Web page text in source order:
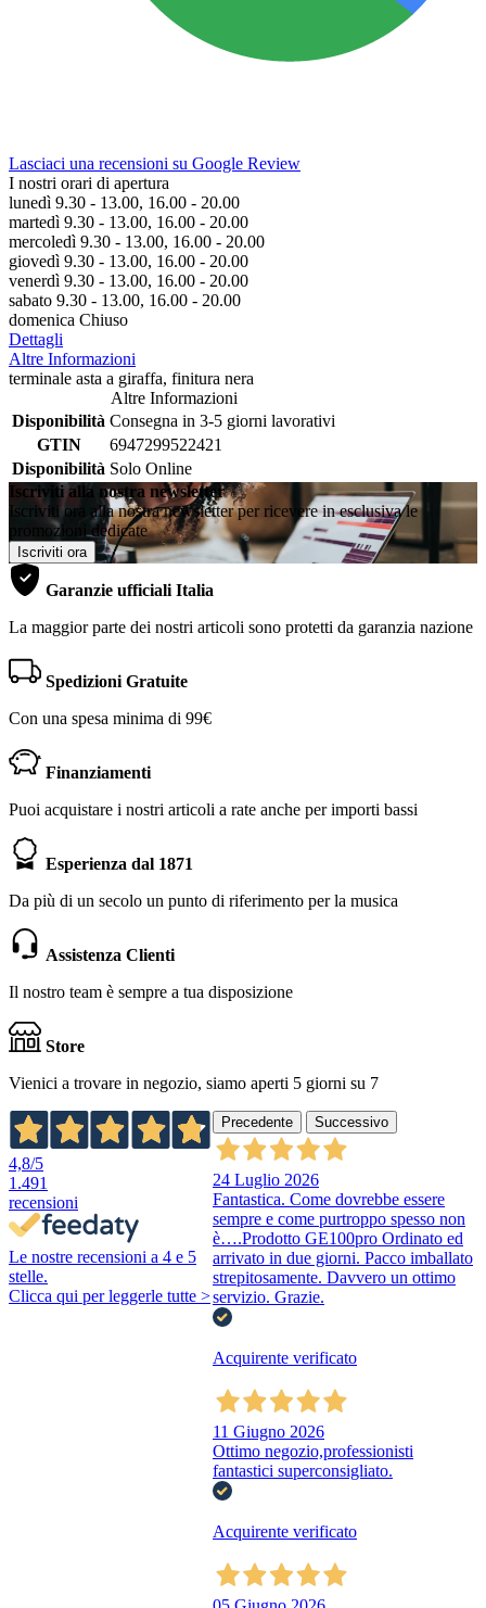
Lasciaci una recensioni su Google Review
I nostri orari di apertura
lunedì 9.30 - 13.00, 16.00 - 20.00
martedì 9.30 - 13.00, 16.00 - 20.00
mercoledì 9.30 - 13.00, 16.00 - 20.00
giovedì 9.30 - 13.00, 16.00 - 20.00
venerdì 9.30 - 13.00, 16.00 - 20.00
sabato 9.30 - 13.00, 16.00 - 20.00
domenica Chiuso
Dettagli
Altre Informazioni
terminale asta a giraffa, finitura nera
Altre Informazioni
Disponibilità Consegna in 3-5 giorni lavorativi
GTIN
6947299522421
Disponibilità Solo Online
Iscriviti alla nostra newsletter
Iscriviti ora alla nostra newsletter per ricevere in esclusiva le
promozioni dedicate
Iscriviti ora
Garanzie ufficiali Italia
La maggior parte dei nostri articoli sono protetti da garanzia nazione
Spedizioni Gratuite
Con una spesa minima di 99€
Finanziamenti
Puoi acquistare i nostri articoli a rate anche per importi bassi
Esperienza dal 1871
Da più di un secolo un punto di riferimento per la musica
Assistenza Clienti
Il nostro team è sempre a tua disposizione
Store
Vienici a trovare in negozio, siamo aperti 5 giorni su 7
4,8/5
1.491
recensioni
Le nostre recensioni a 4 e 5
stelle.
Clicca qui per leggerle tutte >
Precedente Successivo
24 Luglio 2026
Fantastica. Come dovrebbe essere
sempre e come purtroppo spesso non
è….Prodotto GE100pro Ordinato ed
arrivato in due giorni. Pacco imballato
strepitosamente. Davvero un ottimo
servizio. Grazie.
Acquirente verificato
11 Giugno 2026
Ottimo negozio,professionisti
fantastici superconsigliato.
Acquirente verificato